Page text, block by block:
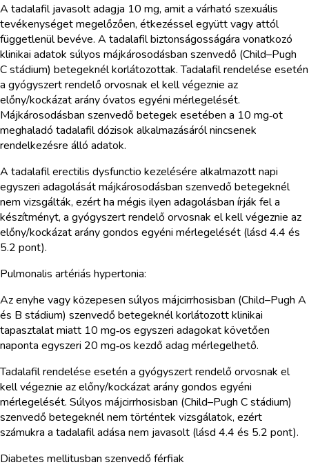
A tadalafil javasolt adagja 10 mg, amit a várható szexuális
tevékenységet megelőzően, étkezéssel együtt vagy attól
függetlenül bevéve. A tadalafil biztonságosságára vonatkozó
klinikai adatok súlyos májkárosodásban szenvedő (Child–Pugh
C stádium) betegeknél korlátozottak. Tadalafil rendelése esetén
a gyógyszert rendelő orvosnak el kell végeznie az
előny/kockázat arány óvatos egyéni mérlegelését.
Májkárosodásban szenvedő betegek esetében a 10 mg‑ot
meghaladó tadalafil dózisok alkalmazásáról nincsenek
rendelkezésre álló adatok.
A tadalafil erectilis dysfunctio kezelésére alkalmazott napi
egyszeri adagolását májkárosodásban szenvedő betegeknél
nem vizsgálták, ezért ha mégis ilyen adagolásban írják fel a
készítményt, a gyógyszert rendelő orvosnak el kell végeznie az
előny/kockázat arány gondos egyéni mérlegelését (lásd 4.4 és
5.2 pont).
Pulmonalis artériás hypertonia:
Az enyhe vagy közepesen súlyos májcirrhosisban (Child–Pugh A
és B stádium) szenvedő betegeknél korlátozott klinikai
tapasztalat miatt 10 mg‑os egyszeri adagokat követően
naponta egyszeri 20 mg‑os kezdő adag mérlegelhető.
Tadalafil rendelése esetén a gyógyszert rendelő orvosnak el
kell végeznie az előny/kockázat arány gondos egyéni
mérlegelését. Súlyos májcirrhosisban (Child–Pugh C stádium)
szenvedő betegeknél nem történtek vizsgálatok, ezért
számukra a tadalafil adása nem javasolt (lásd 4.4 és 5.2 pont).
Diabetes mellitusban szenvedő férfiak